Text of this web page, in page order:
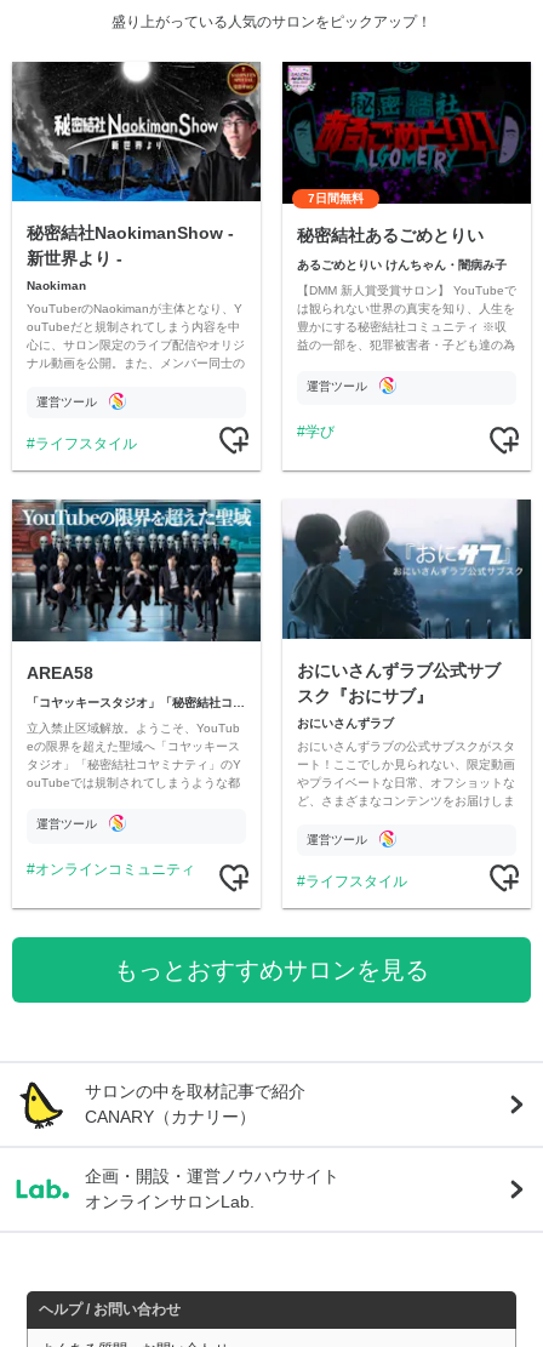
盛り上がっている人気のサロンをピックアップ！
秘密結社NaokimanShow -
新世界より -
Naokiman
YouTuberのNaokimanが主体となり、Y
ouTubeだと規制されてしまう内容を中
心に、サロン限定のライブ配信やオリジ
ナル動画を公開。また、メンバー同士の
ただいています。
運営ツール
ライフスタイル
7日間無料
秘密結社あるごめとりい
あるごめとりい けんちゃん・闇病み子
【DMM 新人賞受賞サロン】 YouTubeで
は観られない世界の真実を知り、人生を
豊かにする秘密結社コミュニティ ※収
益の一部を、犯罪被害者・子ども達の為
す運営ツール
学び
AREA58
「コヤッキースタジオ」「秘密結社コヤミナティ」
立入禁止区域解放。ようこそ、YouTub
eの限界を超えた聖域へ「コヤッキース
タジオ」「秘密結社コヤミナティ」のY
ouTubeでは規制されてしまうような都
公開。
運営ツール
オンラインコミュニティ
おにいさんずラブ公式サブ
スク『おにサブ』
おにいさんずラブ
おにいさんずラブの公式サブスクがスタ
ート！ここでしか見られない、限定動画
やプライベートな日常、オフショットな
ど、さまざまなコンテンツをお届けしま
運営ツール
ライフスタイル
もっとおすすめサロンを見る
サロンの中を取材記事で紹介
CANARY（カナリー）
企画・開設・運営ノウハウサイト
オンラインサロンLab.
ヘルプ / お問い合わせ